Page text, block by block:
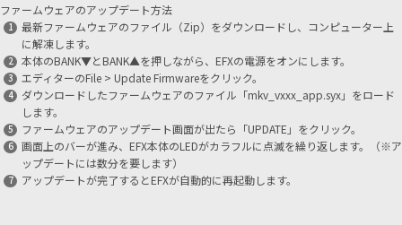
ファームウェアのアップデート方法
最新ファームウェアのファイル（Zip）をダウンロードし、コンピューター上
に解凍します。
本体のBANK▼とBANK▲を押しながら、EFXの電源をオンにします。
エディターのFile > Update Firmwareをクリック。
ダウンロードしたファームウェアのファイル「mkv_vxxx_app.syx」をロード
します。
ファームウェアのアップデート画面が出たら「UPDATE」をクリック。
画面上のバーが進み、EFX本体のLEDがカラフルに点滅を繰り返します。（※ア
ップデートには数分を要します）
アップデートが完了するとEFXが自動的に再起動します。